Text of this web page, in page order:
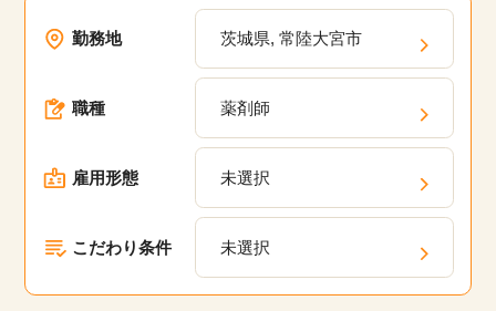
勤務地 茨城県, 常陸大宮市
職種 薬剤師
雇用形態 未選択
こだわり条件 未選択